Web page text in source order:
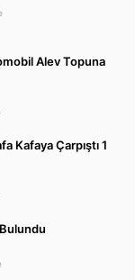
Alev Topuna
Kafaya Çarpıştı 1